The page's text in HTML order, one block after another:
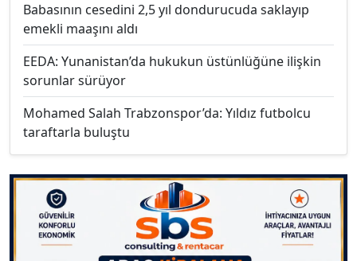
Babasının cesedini 2,5 yıl dondurucuda saklayıp
emekli maaşını aldı
EEDA: Yunanistan’da hukukun üstünlüğüne ilişkin
sorunlar sürüyor
Mohamed Salah Trabzonspor’da: Yıldız futbolcu
taraftarla buluştu